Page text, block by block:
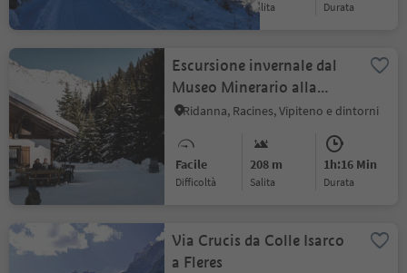
Salita durata
Escursione invernale dal
Museo Minerario alla
malga Stadlalm
Ridanna, Racines, Vipiteno e dintorni
Facile
Difficoltà
208 m
Salita
1h:16 Min
durata
Via Crucis da Colle Isarco
a Fleres